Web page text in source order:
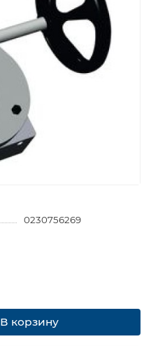
0230756269
В корзину